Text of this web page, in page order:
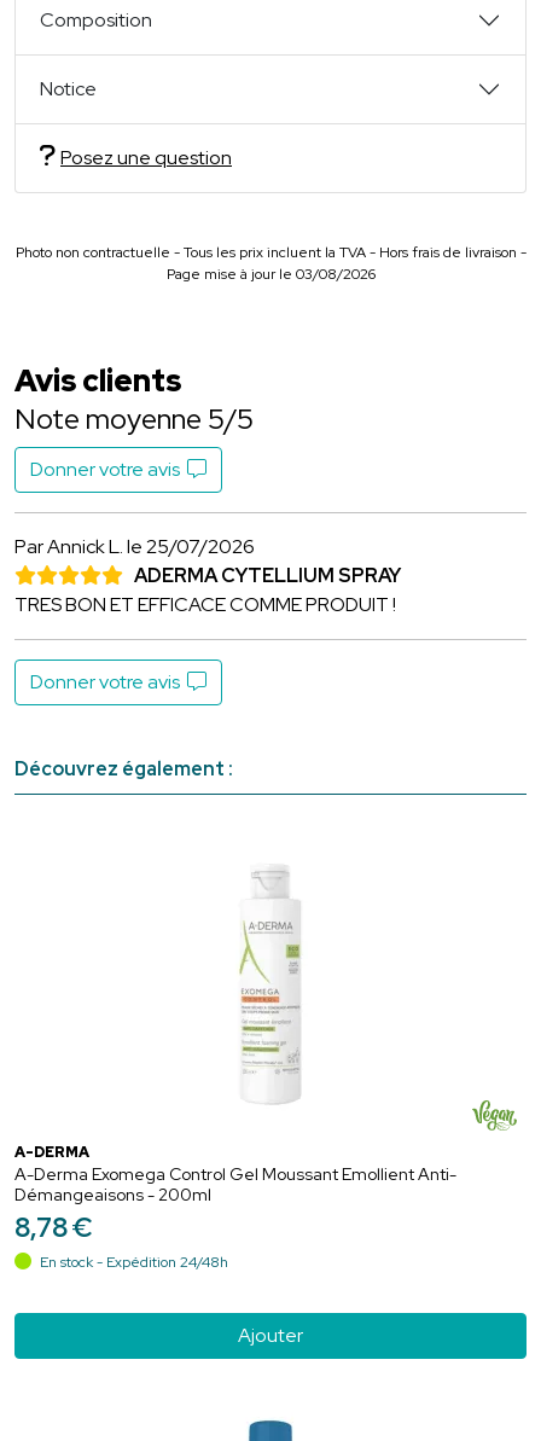
Composition
Notice
Posez une question
Photo non contractuelle - Tous les prix incluent la TVA - Hors frais de livraison -
Page mise à jour le 03/08/2026
Avis clients
Note moyenne 5/5
Donner votre avis
Par Annick L.le 25/07/2026
ADERMA CYTELLIUM SPRAY
TRES BON ET EFFICACE COMME PRODUIT !
Donner votre avis
Découvrez également :
A-DERMA
A-Derma Exomega Control Gel Moussant Emollient Anti-
Démangeaisons - 200ml
8,78€
En stock - Expédition 24/48h
Ajouter